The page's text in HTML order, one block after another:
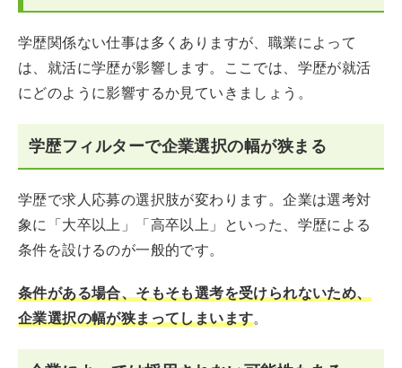
学歴関係ない仕事は多くありますが、職業によって
は、就活に学歴が影響します。ここでは、学歴が就活
にどのように影響するか見ていきましょう。
学歴フィルターで企業選択の幅が狭まる
学歴で求人応募の選択肢が変わります。企業は選考対
象に「大卒以上」「高卒以上」といった、学歴による
条件を設けるのが一般的です。
条件がある場合、そもそも選考を受けられないため、
企業選択の幅が狭まってしまいます。